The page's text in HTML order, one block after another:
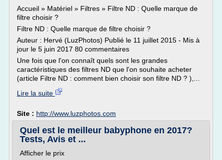
Accueil » Matériel » Filtres » Filtre ND : Quelle marque de
filtre choisir ?
Filtre ND : Quelle marque de filtre choisir ?
Auteur : Hervé (LuzPhotos) Publié le 11 juillet 2015 - Mis à
jour le 5 juin 2017 80 commentaires
Une fois que l'on connaît quels sont les grandes
caractéristiques des filtres ND que l'on souhaite acheter
(article Filtre ND : comment bien choisir son filtre ND ? ),...
Lire la suite
Site : http://www.luzphotos.com
Quel est le meilleur babyphone en 2017?
Tests, Avis et ...
Afficher le prix